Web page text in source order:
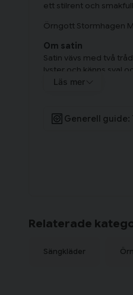
ett stilrent och
Örngott Stormhagen
Om satin
Satin vävs med två
lyster och känns sval
med lång livslängd.
Läs mer
Generell guide:
Relaterade
Sängkläder